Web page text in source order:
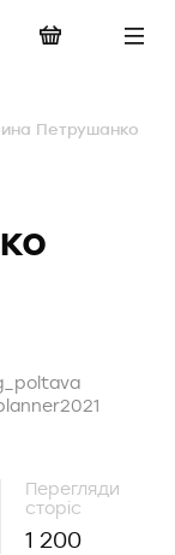
Петрушанко
Перегляди
сторіс
1 200